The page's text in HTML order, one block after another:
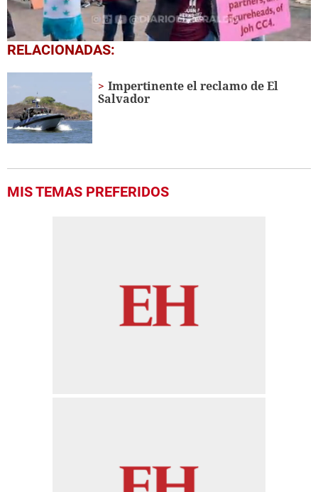
0
seconds
seconds
RELACIONADAS:
Impertinente el reclamo de El
Salvador
MIS TEMAS PREFERIDOS